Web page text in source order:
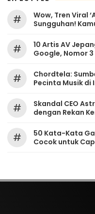
#
Wow, Tren Viral
Sungguhan!
#
10 Artis AV
Google, Nomor
#
Chordtela:
Pecinta Musik di
#
Skandal CEO
dengan Rekan
#
50 Kata-Kata
Cocok untuk